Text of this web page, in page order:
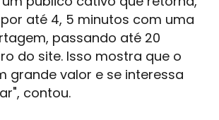
até 4, 5 minutos com uma
passando até 20
do site. Isso mostra que o
grande valor e se interessa
contou.